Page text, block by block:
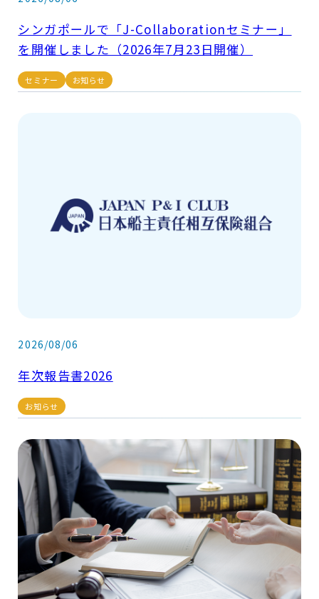
シンガポールで「J-Collaborationセミナー」
を開催しました（2026年7月23日開催）
セミナー お知らせ
2026/08/06
年次報告書2026
お知らせ